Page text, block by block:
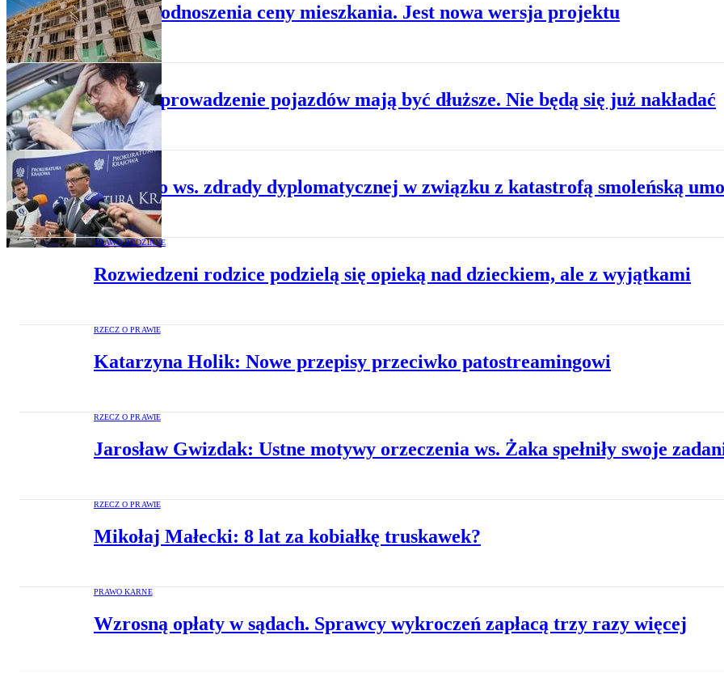
Zakaz podnoszenia ceny mieszkania. Jest nowa wersja projektu
PRAWO KARNE
Zakazy prowadzenie pojazdów mają być dłuższe. Nie będą się już nakładać
PRAWO KARNE
Śledztwo ws. zdrady dyplomatycznej w związku z katastrofą smoleńską
PRAWO RODZINNE
Rozwiedzeni rodzice podzielą się opieką nad dzieckiem, ale z wyjątkami
RZECZ O PRAWIE
Katarzyna Holik: Nowe przepisy przeciwko patostreamingowi
RZECZ O PRAWIE
Jarosław Gwizdak: Ustne motywy orzeczenia ws. Żaka spełniły swoje
RZECZ O PRAWIE
Mikołaj Małecki: 8 lat za kobiałkę truskawek?
PRAWO KARNE
Wzrosną opłaty w sądach. Sprawcy wykroczeń zapłacą trzy razy więcej